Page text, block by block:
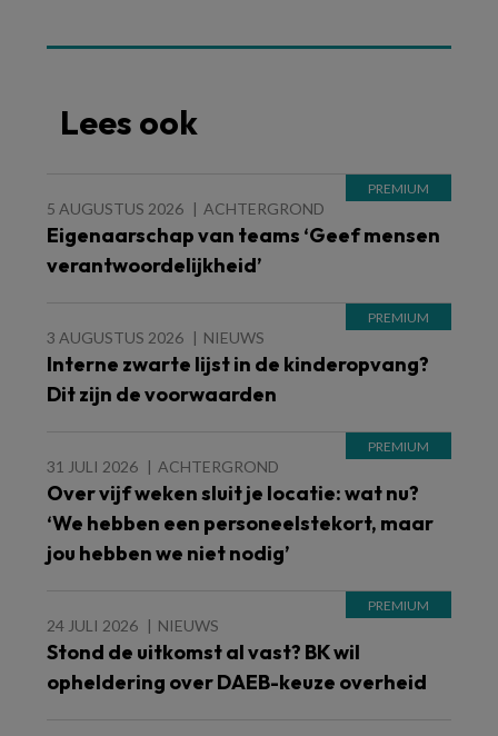
Lees ook
5 AUGUSTUS 2026 ACHTERGROND
Eigenaarschap van teams ‘Geef mensen
verantwoordelijkheid’
3 AUGUSTUS 2026 NIEUWS
Interne zwarte lijst in de kinderopvang?
Dit zijn de voorwaarden
31 JULI 2026 ACHTERGROND
Over vijf weken sluit je locatie: wat nu?
‘We hebben een personeelstekort, maar
jou hebben we niet nodig’
24 JULI 2026 NIEUWS
Stond de uitkomst al vast? BK wil
opheldering over DAEB-keuze overheid